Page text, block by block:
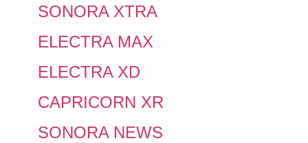
SONORA XTRA
ELECTRA MAX
ELECTRA XD
CAPRICORN XR
SONORA NEWS